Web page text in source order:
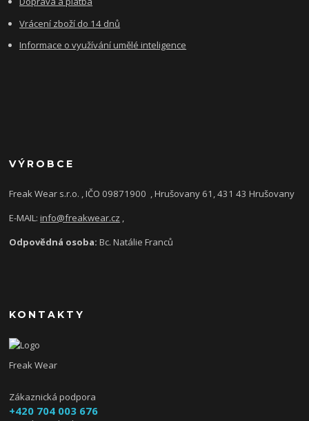
Vrácení zboží do 14 dnů
Informace o využívání umělé inteligence
VÝROBCE
Freak Wear s.r.o. , IČO 09871900 , Hrušovany 61, 431 43 Hrušovany
E-MAIL:info@freakwear.cz ,
Odpovědná osoba:Bc. Natálie Franců
KONTAKTY
Freak Wear
Zákaznická podpora
+420 704 003 676